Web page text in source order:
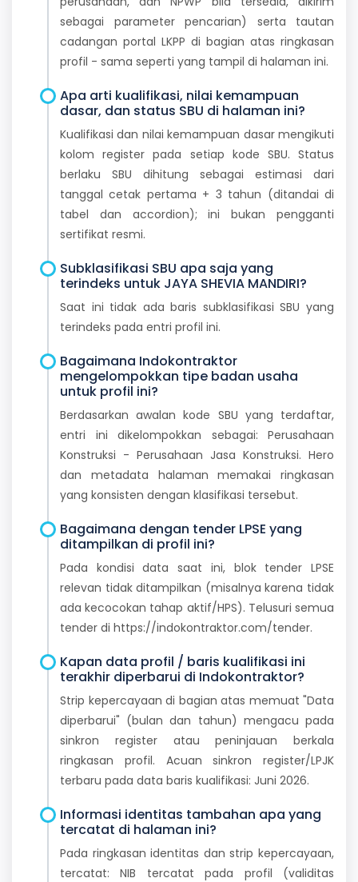
sebagai parameter pencarian) serta tautan
cadangan portal LKPP di bagian atas ringkasan
profil - sama seperti yang tampil di halaman ini.
Apa arti kualifikasi, nilai kemampuan
dasar, dan status SBU di halaman ini?
Kualifikasi dan nilai kemampuan dasar mengikuti
kolom register pada setiap kode SBU. Status
berlaku SBU dihitung sebagai estimasi dari
tanggal cetak pertama + 3 tahun (ditandai di
tabel dan accordion); ini bukan pengganti
sertifikat resmi.
Subklasifikasi SBU apa saja yang
terindeks untuk JAYA SHEVIA MANDIRI?
Saat ini tidak ada baris subklasifikasi SBU yang
terindeks pada entri profil ini.
Bagaimana Indokontraktor
mengelompokkan tipe badan usaha
untuk profil ini?
Berdasarkan awalan kode SBU yang terdaftar,
entri ini dikelompokkan sebagai: Perusahaan
Konstruksi - Perusahaan Jasa Konstruksi. Hero
dan metadata halaman memakai ringkasan
yang konsisten dengan klasifikasi tersebut.
Bagaimana dengan tender LPSE yang
ditampilkan di profil ini?
Pada kondisi data saat ini, blok tender LPSE
relevan tidak ditampilkan (misalnya karena tidak
ada kecocokan tahap aktif/HPS). Telusuri semua
tender di https://indokontraktor.com/tender.
Kapan data profil / baris kualifikasi ini
terakhir diperbarui di Indokontraktor?
Strip kepercayaan di bagian atas memuat "Data
diperbarui" (bulan dan tahun) mengacu pada
sinkron register atau peninjauan berkala
ringkasan profil. Acuan sinkron register/LPJK
terbaru pada data baris kualifikasi: Juni 2026.
Informasi identitas tambahan apa yang
tercatat di halaman ini?
Pada ringkasan identitas dan strip kepercayaan,
tercatat: NIB tercatat pada profil (validitas